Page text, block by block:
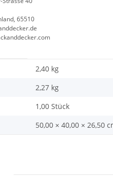
65510
2,40 kg
2,27 kg
1,00 Stück
50,00 × 40,00 × 26,50